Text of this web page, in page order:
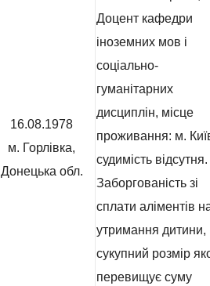
16.08.1978
м. Горлівка,
Донецька обл.
Доцент кафедри
іноземних мов і
соціально-
гуманітарних
дисциплін, місце
проживання: м.
судимість відсутня.
Заборгованість зі
сплати аліментів
утримання дитини,
сукупний розмір
перевищує суму